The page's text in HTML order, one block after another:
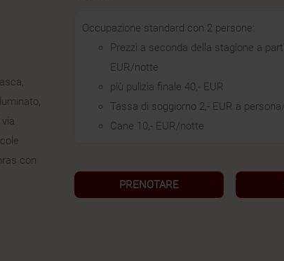
con
Occupazione standard con 2 persone:
Prezzi a seconda della stagione a
EUR/notte
più pulizia finale 40,- EUR
Tassa di soggiorno 2,- EUR a
Cane 10,- EUR/notte
PRENOTARE